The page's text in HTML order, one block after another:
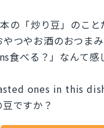
の「炒り豆」のこ
つやお酒のおつま
べる？」なんて感
ones in this
ですか？